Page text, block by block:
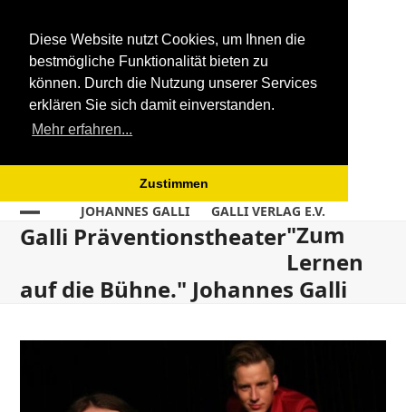
Diese Website nutzt Cookies, um Ihnen die
bestmögliche Funktionalität bieten zu
können. Durch die Nutzung unserer Services
erklären Sie sich damit einverstanden.
Mehr erfahren...
Zustimmen
Skip
content
JOHANNES GALLI GALLI VERLAG E.V.
Galli Präventionstheater
Open
menu
Close
menu
"Zum
Lernen
auf die Bühne." Johannes Galli